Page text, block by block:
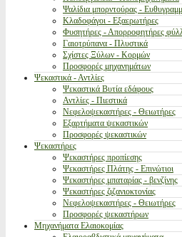
Ψαλίδια μπορντούρας -
Κλαδοφάγοι - Εξαερωτήρες
Φυσητήρες - Απορροφητήρες
Γαιοτρύπανα - Πλυστικά
Σχίστες Ξύλων - Κορμών
Προσφορές μηχανημάτων
Ψεκαστικά - Αντλίες
Ψεκαστικά Βυτία εδάφους
Αντλίες - Πιεστικά
Νεφελοψεκαστήρες - Θειωτήρες
Εξαρτήματα ψεκαστικών
Προσφορές ψεκαστικών
Ψεκαστήρες
Ψεκαστήρες προπίεσης
Ψεκαστήρες Πλάτης - Επινώτιοι
Ψεκαστήρες μπαταρίας - βενζίνης
Ψεκαστήρες ζιζανιοκτονίας
Νεφελοψεκαστήρες - Θειωτήρες
Προσφορές ψεκαστήρων
Μηχανήματα Ελαιοκομίας